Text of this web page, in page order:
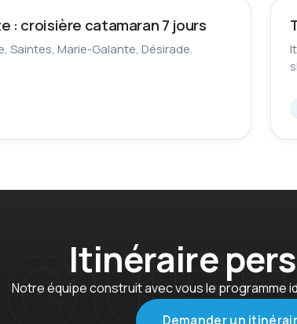
: croisière catamaran 7 jours
Saintes, Marie-Galante, Désirade.
Itinéraire
Notre équipe construit avec vous le programme
Demander un